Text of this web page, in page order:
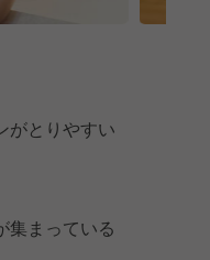
がとりやすい
集まっている